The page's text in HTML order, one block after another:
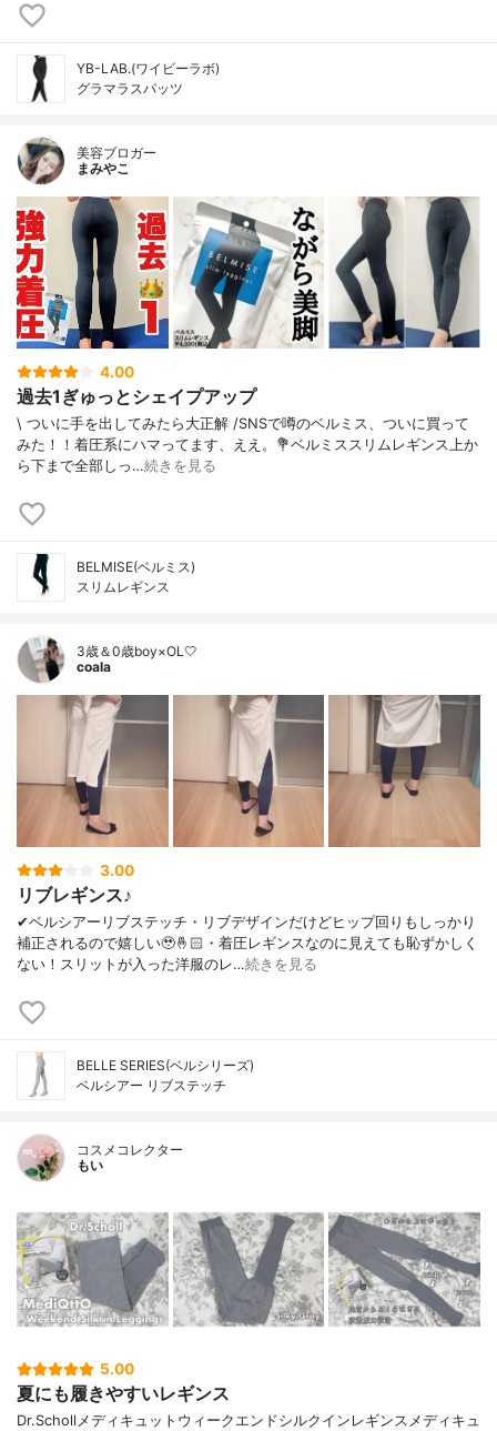
YB-LAB.(ワイビーラボ)
グラマラスパッツ
美容ブロガー
まみやこ
4.00
過去1ぎゅっとシェイプアップ
\ ついに手を出してみたら大正解 /⁡SNSで噂のベルミス、ついに買って
みた！！着圧系にハマってます、ええ。⁡⁡💐ベルミススリムレギンス⁡⁡上か
ら下まで全部しっ…続きを見る
BELMISE(ベルミス)
スリムレギンス
3歳＆0歳boy×OL🤍
coala
3.00
リブレギンス♪
✔︎ベルシアーリブステッチ・リブデザインだけどヒップ回りもしっかり
補正されるので嬉しい🥹🤞🏻・着圧レギンスなのに見えても恥ずかしく
ない！スリットが入った洋服のレ…続きを見る
BELLE SERIES(ベルシリーズ)
ベルシアー リブステッチ
コスメコレクター
もい
5.00
夏にも履きやすいレギンス
Dr.Schollメディキュットウィークエンドシルクインレギンスメディキュ